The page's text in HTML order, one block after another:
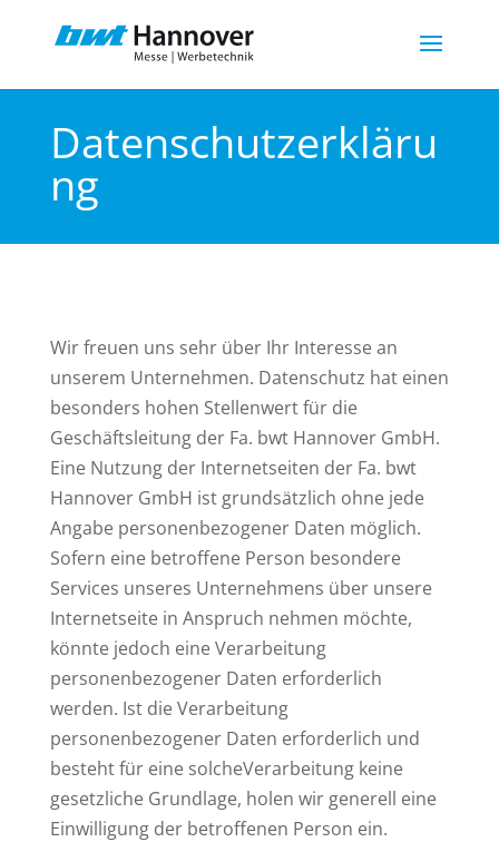
Datenschutzerkläru
ng
Wir freuen uns sehr über Ihr Interesse an
unserem Unternehmen. Datenschutz hat einen
besonders hohen Stellenwert für die
Geschäftsleitung der Fa. bwt Hannover GmbH.
Eine Nutzung der Internetseiten der Fa. bwt
Hannover GmbH ist grundsätzlich ohne jede
Angabe personenbezogener Daten möglich.
Sofern eine betroffene Person besondere
Services unseres Unternehmens über unsere
Internetseite in Anspruch nehmen möchte,
könnte jedoch eine Verarbeitung
personenbezogener Daten erforderlich
werden. Ist die Verarbeitung
personenbezogener Daten erforderlich und
besteht für eine solcheVerarbeitung keine
gesetzliche Grundlage, holen wir generell eine
Einwilligung der betroffenen Person ein.